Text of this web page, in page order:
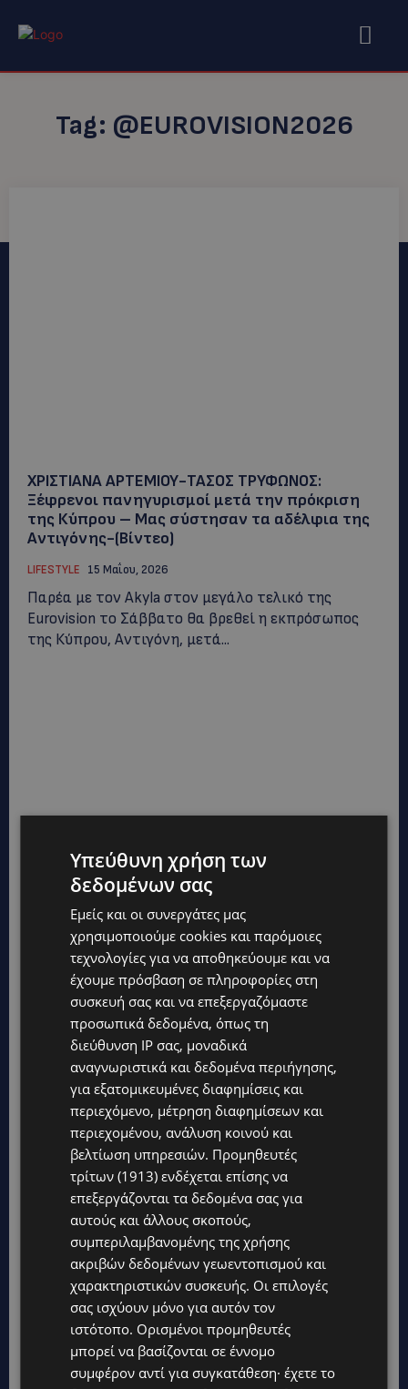
Tag: @EUROVISION2026
ΧΡΙΣΤΙΑΝΑ ΑΡΤΕΜΙΟΥ-ΤΑΣΟΣ ΤΡΥΦΩΝΟΣ:
Ξέφρενοι πανηγυρισμοί μετά την πρόκριση
της Κύπρου – Μας σύστησαν τα αδέλφια της
Αντιγόνης-(Bίντεο)
LIFESTYLE 15 Μαΐου, 2026
Παρέα με τον Akyla στον μεγάλο τελικό της
Eurovision το Σάββατο θα βρεθεί η εκπρόσωπος
της Κύπρου, Αντιγόνη, μετά...
EUROVISION 2026: Στον μεγάλο τελικό ο Akylas
– Οι 10 χώρες που προκρίθηκαν από τον Α’
Ημιτελικό-(Βίντεο)
LIFESTYLE 13 Μαΐου, 2026
Όπως αναμενόταν, η ελληνική συμμετοχή
κατάφερε να ξεχωρίσει και να κερδίσει το κοινό,
σε μια βραδιά με έντονο ανταγωνισμό,...
Υπεύθυνη χρήση των
δεδομένων σας
Εμείς και οι συνεργάτες μας
χρησιμοποιούμε cookies και παρόμοιες
τεχνολογίες για να αποθηκεύουμε και να
έχουμε πρόσβαση σε πληροφορίες στη
συσκευή σας και να επεξεργαζόμαστε
προσωπικά δεδομένα, όπως τη
διεύθυνση IP σας, μοναδικά
αναγνωριστικά και δεδομένα περιήγησης,
για εξατομικευμένες διαφημίσεις και
περιεχόμενο, μέτρηση διαφημίσεων και
περιεχομένου, ανάλυση κοινού και
βελτίωση υπηρεσιών. Προμηθευτές
τρίτων (1913) ενδέχεται επίσης να
επεξεργάζονται τα δεδομένα σας για
αυτούς και άλλους σκοπούς,
συμπεριλαμβανομένης της χρήσης
ακριβών δεδομένων γεωεντοπισμού και
χαρακτηριστικών συσκευής. Οι επιλογές
σας ισχύουν μόνο για αυτόν τον
ιστότοπο. Ορισμένοι προμηθευτές
μπορεί να βασίζονται σε έννομο
συμφέρον αντί για συγκατάθεση· έχετε το